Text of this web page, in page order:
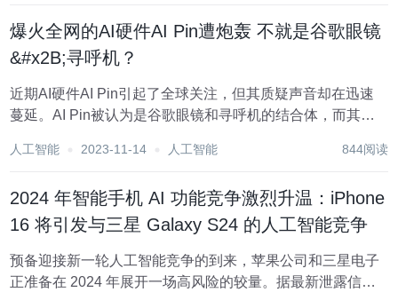
爆火全网的AI硬件AI Pin遭炮轰 不就是谷歌眼镜
&#x2B;寻呼机？
近期AI硬件AI Pin引起了全球关注，但其质疑声音却在迅速
蔓延。AI Pin被认为是谷歌眼镜和寻呼机的结合体，而其由
而，质疑者主要关注其不支持第三方APP、缺乏实体屏幕、
人工智能 2023-11-14 人工智能 844阅读
2024 年智能手机 AI 功能竞争激烈升温：iPhone
16 将引发与三星 Galaxy S24 的人工智能竞争
预备迎接新一轮人工智能竞争的到来，苹果公司和三星电子
正准备在 2024 年展开一场高风险的较量。据最新泄露信息